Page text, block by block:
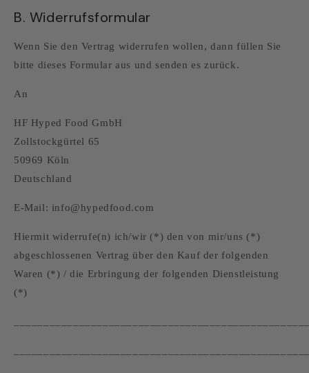
B. Widerrufsformular
Wenn Sie den Vertrag widerrufen wollen, dann füllen Sie
bitte dieses Formular aus und senden es zurück.
An
HF Hyped Food GmbH
Zollstockgürtel 65
50969 Köln
Deutschland
E-Mail: info@hypedfood.com
Hiermit widerrufe(n) ich/wir (*) den von mir/uns (*)
abgeschlossenen Vertrag über den Kauf der folgenden
Waren (*) / die Erbringung der folgenden Dienstleistung
(*)